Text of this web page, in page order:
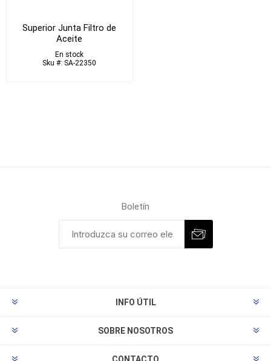
Superior Junta Filtro de
Aceite
En stock
Sku #: SA-22350
Boletín
INFO ÚTIL
SOBRE NOSOTROS